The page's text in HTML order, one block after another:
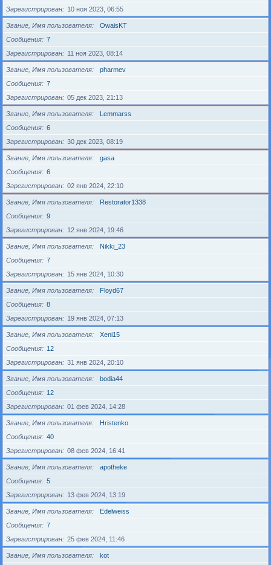
Зарегистрирован
10 ноя 2023, 06:55
Звание, Имя пользователя
OwaisKT
Сообщения
7
Зарегистрирован
11 ноя 2023, 08:14
Звание, Имя пользователя
pharmev
Сообщения
7
Зарегистрирован
05 дек 2023, 21:13
Звание, Имя пользователя
Lemmarss
Сообщения
6
Зарегистрирован
30 дек 2023, 08:19
Звание, Имя пользователя
gasa
Сообщения
6
Зарегистрирован
02 янв 2024, 22:10
Звание, Имя пользователя
Restorator1338
Сообщения
9
Зарегистрирован
12 янв 2024, 19:46
Звание, Имя пользователя
Nikki_23
Сообщения
7
Зарегистрирован
15 янв 2024, 10:30
Звание, Имя пользователя
Floyd67
Сообщения
8
Зарегистрирован
19 янв 2024, 07:13
Звание, Имя пользователя
Xeni15
Сообщения
12
Зарегистрирован
31 янв 2024, 20:10
Звание, Имя пользователя
bodia44
Сообщения
12
Зарегистрирован
01 фев 2024, 14:28
Звание, Имя пользователя
Hristenko
Сообщения
40
Зарегистрирован
08 фев 2024, 16:41
Звание, Имя пользователя
apotheke
Сообщения
5
Зарегистрирован
13 фев 2024, 13:19
Звание, Имя пользователя
Edelweiss
Сообщения
7
Зарегистрирован
25 фев 2024, 11:46
Звание, Имя пользователя
kot